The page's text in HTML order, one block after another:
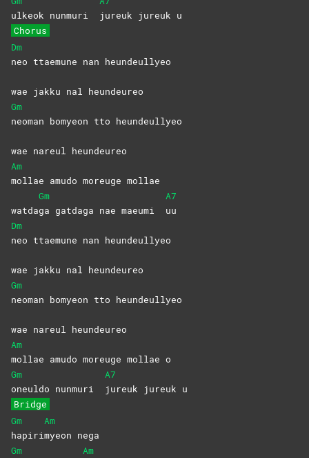
ulkeok nunmuri
jureuk jureuk u
Chorus
Dm
neo ttaemune nan heundeullyeo
wae jakku nal heundeureo
Gm
neoman bomyeon tto heundeullyeo
wae nareul heundeureo
Am
mollae amudo moreuge mollae
watda
Gm
ga gatdaga nae maeumi
A7
uu
Dm
neo ttaemune nan heundeullyeo
wae jakku nal heundeureo
Gm
neoman bomyeon tto heundeullyeo
wae nareul heundeureo
Am
mollae amudo moreuge mollae o
Gm
oneuldo nunmuri
A7
jureuk jureuk u
Bridge
Gm
hapiri
Am
myeon nega
Gm
Am